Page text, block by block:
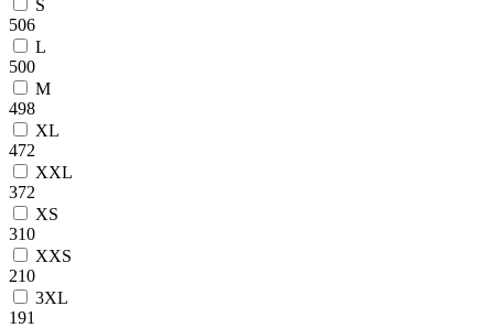
S
506
L
500
M
498
XL
472
XXL
372
XS
310
XXS
210
3XL
191